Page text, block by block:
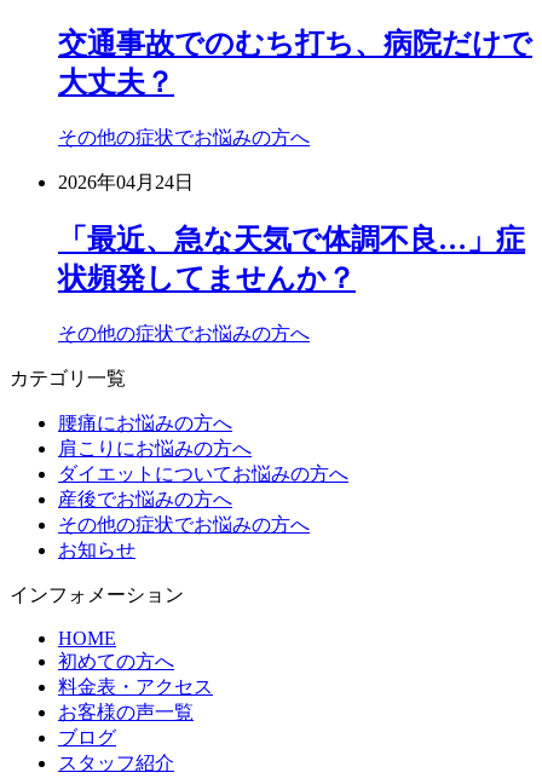
交通事故でのむち打ち、病院だけで
大丈夫？
その他の症状でお悩みの方へ
2026年04月24日
「最近、急な天気で体調不良…」症
状頻発してませんか？
その他の症状でお悩みの方へ
カテゴリ一覧
腰痛にお悩みの方へ
肩こりにお悩みの方へ
ダイエットについてお悩みの方へ
産後でお悩みの方へ
その他の症状でお悩みの方へ
お知らせ
インフォメーション
HOME
初めての方へ
料金表・アクセス
お客様の声一覧
ブログ
スタッフ紹介